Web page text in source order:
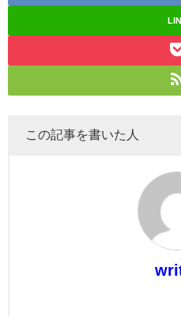
この記事を書いた人